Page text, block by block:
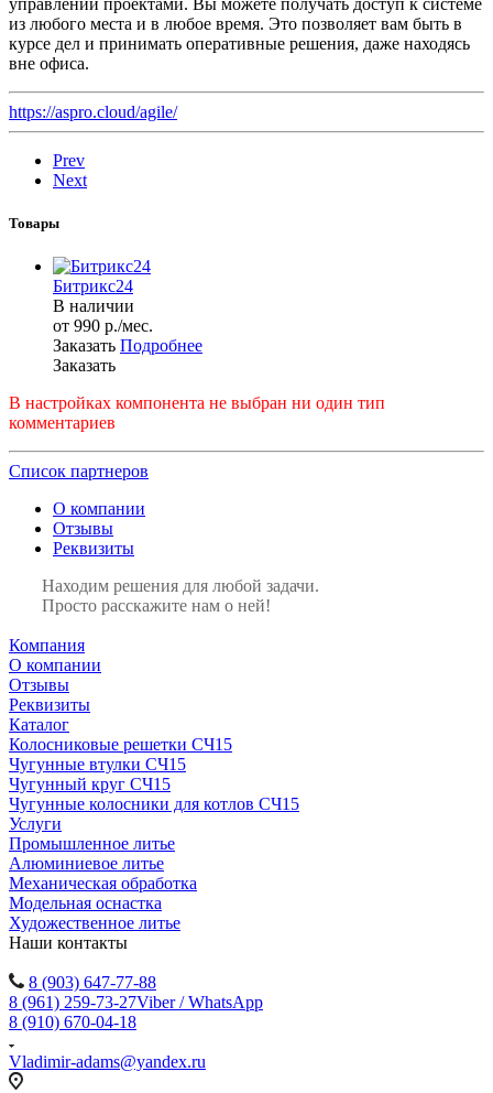
из любого места и в любое время. Это позволяет вам быть в
курсе дел и принимать оперативные решения, даже находясь
вне офиса.
https://aspro.cloud/agile/
Prev
Next
Товары
Битрикс24
В наличии
от 990 р./мес.
Заказать Подробнее
Заказать
В настройках компонента не выбран ни один тип
комментариев
Список партнеров
О компании
Отзывы
Реквизиты
Находим решения для любой задачи.
Просто расскажите нам о ней!
Компания
О компании
Отзывы
Реквизиты
Каталог
Колосниковые решетки СЧ15
Чугунные втулки СЧ15
Чугунный круг СЧ15
Чугунные колосники для котлов СЧ15
Услуги
Промышленное литье
Алюминиевое литье
Механическая обработка
Модельная оснастка
Художественное литье
Наши контакты
8 (903) 647-77-88
8 (961) 259-73-27Viber / WhatsApp
8 (910) 670-04-18
Vladimir-adams@yandex.ru